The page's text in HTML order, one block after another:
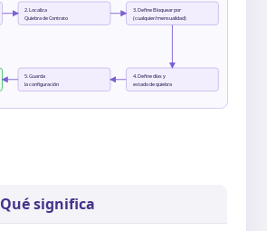
2. Localiza
Quiebra de Contrato
3. Define Bloquear por
(cualquier/mensualidad)
4. Define días y
estado de quiebra
5. Guarda
la configuración
Qué significa